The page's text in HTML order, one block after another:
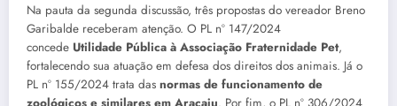
Na pauta da segunda discussão, três propostas do vereador Breno
Garibalde receberam atenção. O PL nº 147/2024
concede Utilidade Pública à Associação Fraternidade Pet,
fortalecendo sua atuação em defesa dos direitos dos animais. Já o
PL nº 155/2024 trata das normas de funcionamento de